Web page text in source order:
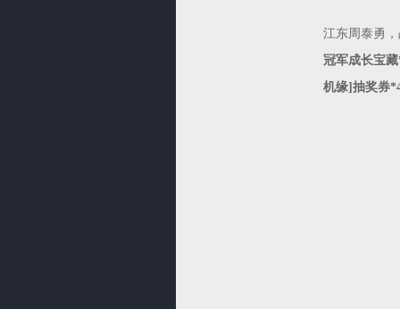
江东周泰勇
冠军成长宝
机缘]抽奖券